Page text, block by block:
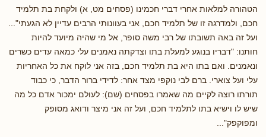
הטהורה למלאות אחרי דברי חכמינו (פסחים מט, א) ולקחת בת תלמיד
חכם, ולמדרגה זו של תלמיד חכם, אני בעוונותי הרבים עדיין לא הגעתי"...
ועל זה באה תשובתו של רבי משה סופר, אל מי שהיה מיועד להיות
חותנו: "דבריו בנוגע למעלת בתו וצדקתה נאמנים עלי כמאה עדים כשרים
ונאמנים. ואם בתו היא בת תלמיד חכם, בזה אני לוקח את כל האחריות
עלי ועל צוארי. ברם לבי נוקפי מצד אחר: לדידי ברור הדבר, כי כבוד
תורתו רוצה לקיים מה שאמרו בפסחים (שם): לעולם ימכור אדם כל מה
שיש לו וישיא בתו לתלמיד חכם, ועל זה אני מיצר ודואג מסופק
ומפוקפק"...